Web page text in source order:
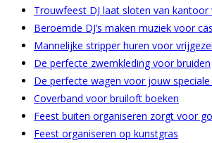
Trouwfeest DJ laat sloten van kantoor
Beroemde DJ’s maken muziek voor
Mannelijke stripper huren voor
De perfecte zwemkleding voor bruiden
De perfecte wagen voor jouw speciale
Coverband voor bruiloft boeken
Feest buiten organiseren zorgt voor
Feest organiseren op kunstgras